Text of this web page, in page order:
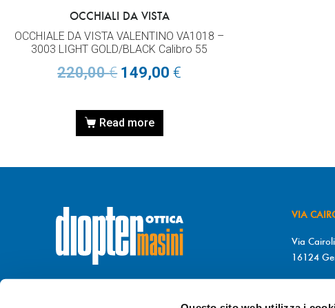
OCCHIALI DA VISTA
OCCHIALE DA VISTA VALENTINO VA1018 –
3003 LIGHT GOLD/BLACK Calibro 55
220,00€ 149,00€
Read more
VIA
Via
16124